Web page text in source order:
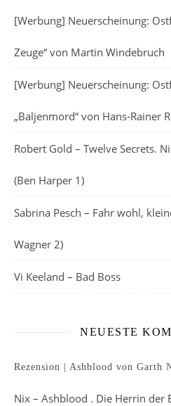
[Werbung] Neuerscheinung:
Zeuge“ von Martin Windebruch
[Werbung] Neuerscheinung:
„Baljenmord“ von Hans-Rainer
Robert Gold – Twelve Secrets.
(Ben Harper 1)
Sabrina Pesch – Fahr wohl,
Wagner 2)
Vi Keeland – Bad Boss
NEUESTE
Rezension | Ashblood von Garth
Nix – Ashblood . Die Herrin der